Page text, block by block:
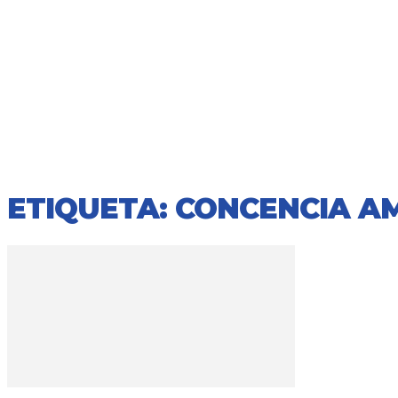
ETIQUETA: CONCENCIA